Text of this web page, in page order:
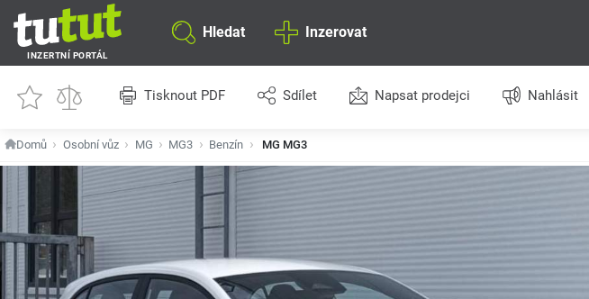
INZERTNÍ PORTÁL
Hledat Inzerovat
Tisknout PDF Sdílet Napsat prodejci Nahlásit
Domů Osobní vůz MG MG3 Benzín MG MG3